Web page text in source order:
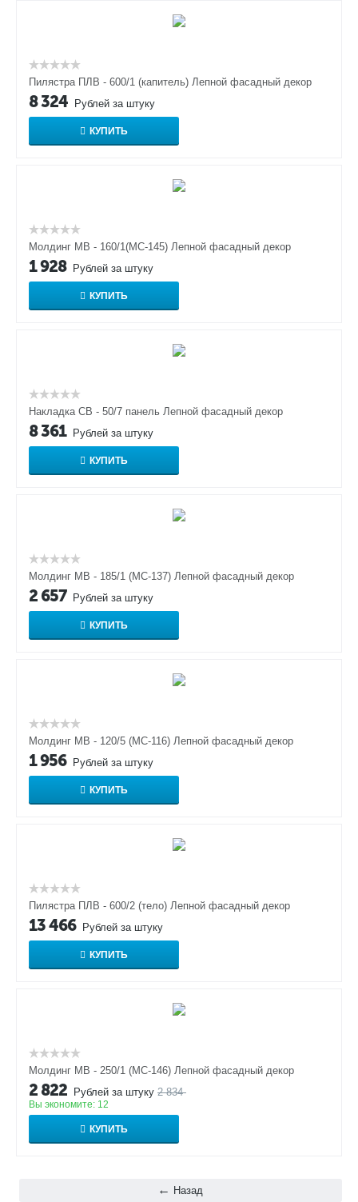
Пилястра ПЛВ - 600/1 (капитель) Лепной фасадный декор
8 324 Рублей за штуку
КУПИТЬ
Молдинг МВ - 160/1(МС-145) Лепной фасадный декор
1 928 Рублей за штуку
КУПИТЬ
Накладка СВ - 50/7 панель Лепной фасадный декор
8 361 Рублей за штуку
КУПИТЬ
Молдинг МВ - 185/1 (МС-137) Лепной фасадный декор
2 657 Рублей за штуку
КУПИТЬ
Молдинг МВ - 120/5 (МС-116) Лепной фасадный декор
1 956 Рублей за штуку
КУПИТЬ
Пилястра ПЛВ - 600/2 (тело) Лепной фасадный декор
13 466 Рублей за штуку
КУПИТЬ
Молдинг МВ - 250/1 (МС-146) Лепной фасадный декор
2 822 Рублей за штуку 2 834
Вы экономите: 12
КУПИТЬ
Назад